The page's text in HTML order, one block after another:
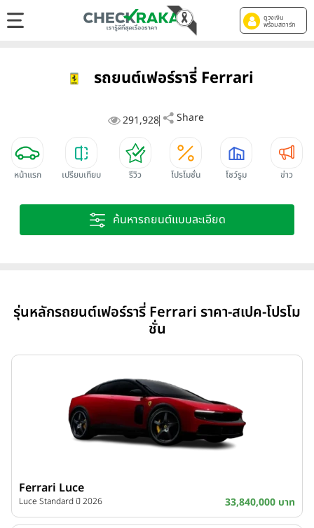
ดูวงเงิน
พร้อมสตาร์ท
รถยนต์เฟอร์รารี่ Ferrari
291,928 Share
หน้าแรก เปรียบเทียบ รีวิว โปรโมชั่น โชว์รูม ข่าว
ค้นหารถยนต์แบบละเอียด
รุ่นหลักรถยนต์เฟอร์รารี่ Ferrari ราคา-สเปค-โปรโม
ชั่น
Ferrari Luce
Luce Standard ปี 2026 33,840,000 บาท